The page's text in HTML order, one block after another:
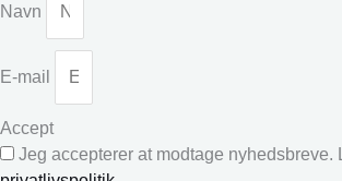
Navn
E-mail
Accept
Jeg accepterer at modtage